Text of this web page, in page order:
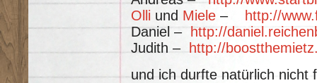
Olli und Miele – http://
Daniel – http://
Judith – http://
und ich durfte natürlich nicht